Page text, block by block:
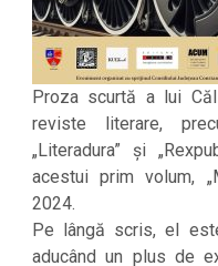
Proza scurtă a lui
reviste literare,
„Literadura” și
acestui prim volum,
2024.
Pe lângă scris, el
aducând un plus de